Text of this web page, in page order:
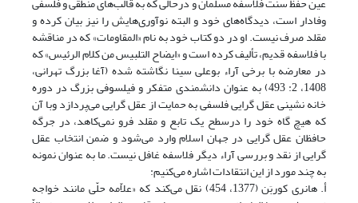
وفادار است، دیدگاه‌های خود و البته نوآوری‌هایش را نیز بیان کرده و
مقلد صرف نیست. او در دو کتاب خود به نام «المقاومات» که در مناقشه
با فلاسفه قدیم، تألیف کرده است و «ایضاح التلبیس من کلام الرئیس» که
در معارضه با برخی آراء بوعلی سینا نگاشته شده (آغا بزرگ تهرانی،
1408، 2: 493) به عنوان دانشمندی متفکر و فیلسوفی بزرگ در دوره
خانه نشینی عقل گرایی فلسفی به حمایت از عقل گرایی می‌پردازد وبا آن
که هیچ گاه خود را درسطح یک تابع و مقلد فرو نمی‌کاهد، در جرگه
حافظان عقل گرایی در جهان اسلام وارد می‌شود و ضمن انتخاب عقل
گرایی از نقد و بررسی آراء دیگر فلاسفه غافل نیست. ما به عنوان نمونه
به چند مورد از این انتقادات اشاره می‌کنیم:
أ. هانری کوربَن (1377، 454) نقل می‌کند که «علاّمه حلّی مانند خواجه